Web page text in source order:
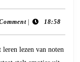
18:58
lezen van noten